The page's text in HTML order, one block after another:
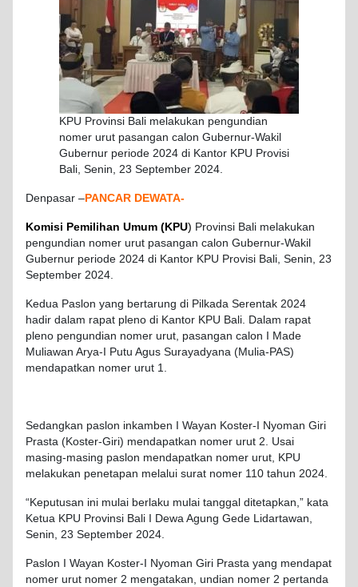
KPU Provinsi Bali melakukan pengundian
nomer urut pasangan calon Gubernur-Wakil
Gubernur periode 2024 di Kantor KPU Provisi
Bali, Senin, 23 September 2024.
Denpasar – PANCAR DEWATA-
Komisi Pemilihan Umum (KPU) Provinsi Bali melakukan
pengundian nomer urut pasangan calon Gubernur-Wakil
Gubernur periode 2024 di Kantor KPU Provisi Bali, Senin, 23
September 2024.
Kedua Paslon yang bertarung di Pilkada Serentak 2024
hadir dalam rapat pleno di Kantor KPU Bali. Dalam rapat
pleno pengundian nomer urut, pasangan calon I Made
Muliawan Arya-I Putu Agus Surayadyana (Mulia-PAS)
mendapatkan nomer urut 1.
Sedangkan paslon inkamben I Wayan Koster-I Nyoman Giri
Prasta (Koster-Giri) mendapatkan nomer urut 2. Usai
masing-masing paslon mendapatkan nomer urut, KPU
melakukan penetapan melalui surat nomer 110 tahun 2024.
“Keputusan ini mulai berlaku mulai tanggal ditetapkan,” kata
Ketua KPU Provinsi Bali I Dewa Agung Gede Lidartawan,
Senin, 23 September 2024.
Paslon I Wayan Koster-I Nyoman Giri Prasta yang mendapat
nomer urut nomer 2 mengatakan, undian nomer 2 pertanda